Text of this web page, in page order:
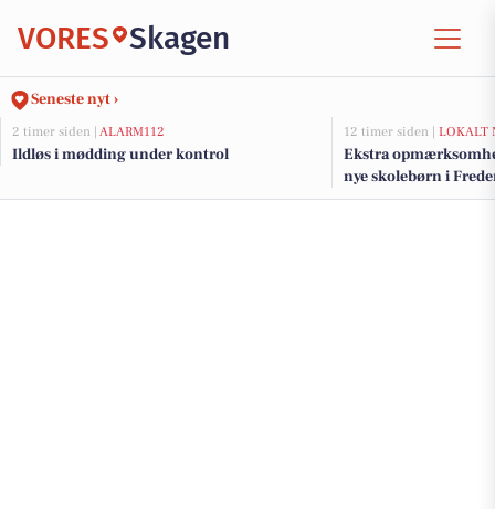
VORES Skagen
Seneste nyt ›
2 timer siden | ALARM112
Ildløs i mødding under kontrol
12 timer siden | LOKALT
Ekstra
nye skolebørn i
efter sommerferien